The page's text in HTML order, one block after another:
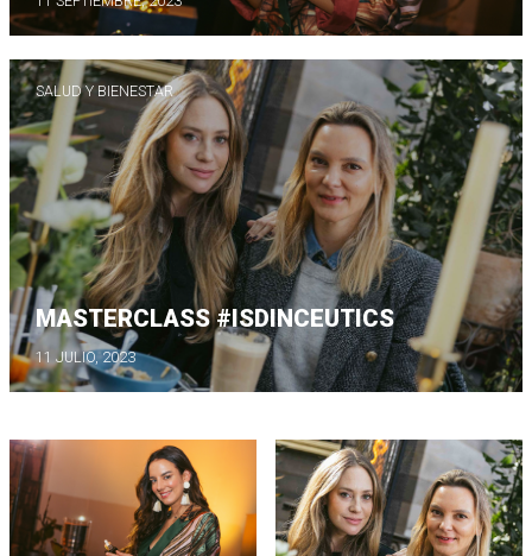
SALUD Y BIENESTAR
MASTERCLASS #ISDINCEUTICS
11 JULIO, 2023